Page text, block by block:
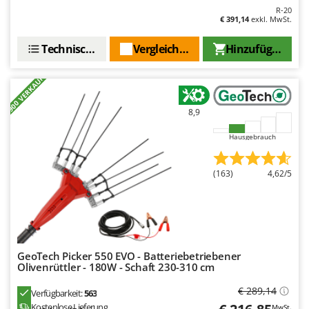
Schnitzer
Shark
Shindaiwa
Simatech
Sirman
Skil
Smartwood
Smeg
Snapper
Solidur
Spice Electronics
R-20
€ 391,14exkl. MwSt.
Hinzufügen
Vergleichen Sie
Technische Daten
+900 VERKAUFT 8,9
Hausgebrauch
(163) 4,62/5
GeoTech Picker 550 EVO - Batteriebetriebener
Olivenrüttler - 180W - Schaft 230-310 cm
Verfügbarkeit:563
€ 289,14
MwSt.